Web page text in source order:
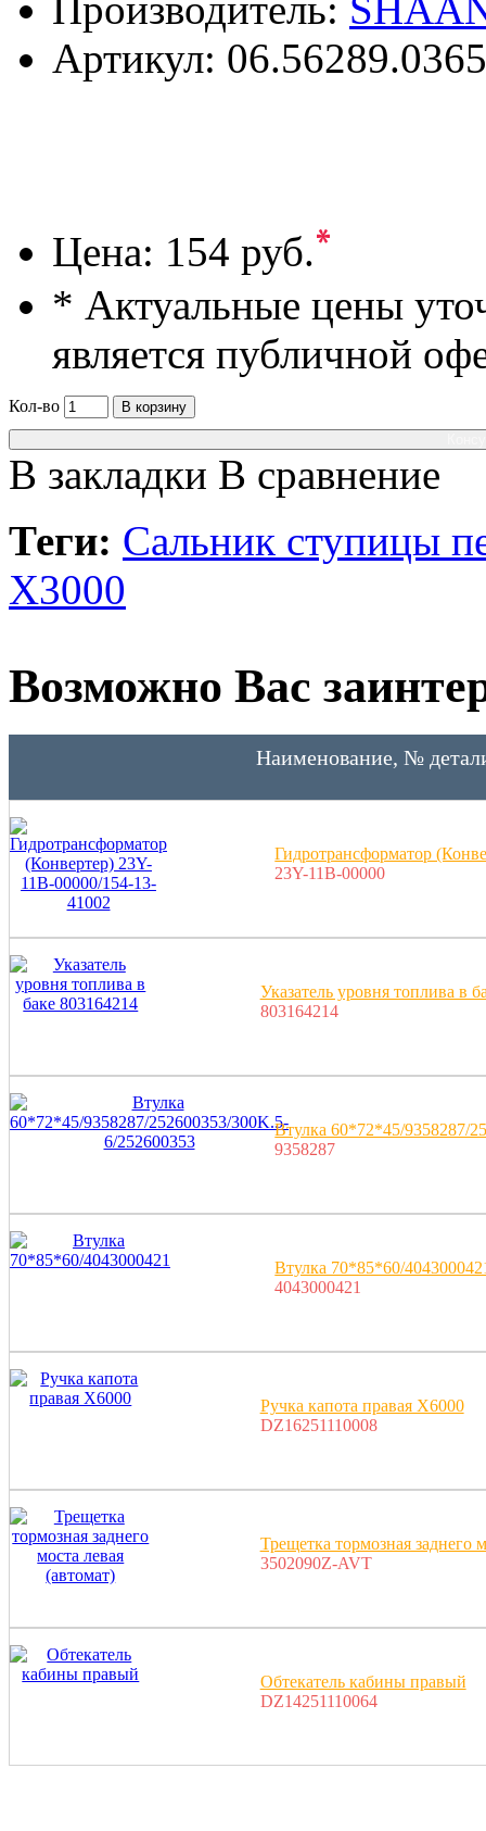
Артикул: 06.56289.0365
Цена: 154 руб.*
* Актуальные цены
является публичной
Кол-во
В корзину
В закладки В сравнение
Теги: Сальник ступицы
X3000
Возможно Вас
Наименование, №
Гидротрансформатор
23Y-11B-00000
Указатель уровня топлива в
803164214
Втулка 60*72*45/9358287/
9358287
Втулка 70*85*60/
4043000421
Ручка капота правая X6000
DZ16251110008
Трещетка тормозная заднего
3502090Z-AVT
Обтекатель кабины правый
DZ14251110064